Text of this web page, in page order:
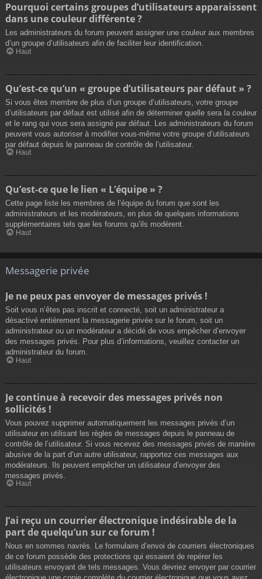
Pourquoi certains groupes d’utilisateurs apparaissent
dans une couleur différente ?
Les administrateurs du forum peuvent assigner une couleur aux membres
d’un groupe d’utilisateurs afin de faciliter leur identification.
Haut
Qu’est-ce qu’un « groupe d’utilisateurs par défaut » ?
Si vous êtes membre de plus d’un groupe d’utilisateurs, votre groupe
d’utilisateurs par défaut est utilisé afin de déterminer quelle sera la couleur
et le rang qui vous sera assigné par défaut. Les administrateurs du forum
peuvent vous autoriser à modifier vous-même votre groupe d’utilisateurs
par défaut depuis le panneau de contrôle de l’utilisateur.
Haut
Qu’est-ce que le lien « L’équipe » ?
Cette page liste les membres de l’équipe du forum que sont les
administrateurs et les modérateurs, en plus de quelques informations
supplémentaires tels que les forums qu’ils modèrent.
Haut
Messagerie privée
Je ne peux pas envoyer de messages privés !
Soit vous n’êtes pas inscrit et connecté, soit un administrateur a
désactivé entièrement la messagerie privée sur le forum, soit un
administrateur ou un modérateur a décidé de vous empêcher d’envoyer
des messages privés. Pour plus d’informations, veuillez contacter un
administrateur du forum.
Haut
Je continue à recevoir des messages privés non
sollicités !
Vous pouvez supprimer automatiquement les messages privés d’un
utilisateur en utilisant les règles de messages depuis le panneau de
contrôle de l’utilisateur. Si vous recevez des messages privés de manière
abusive de la part d’un autre utilisateur, rapportez ces messages aux
modérateurs. Ils peuvent empêcher un utilisateur d’envoyer des
messages privés.
Haut
J’ai reçu un courrier électronique indésirable de la
part de quelqu’un sur ce forum !
Nous en sommes navrés. Le formulaire d’envoi de courriers électroniques
de ce forum possède des protections qui essaient de repérer les
utilisateurs envoyant de tels messages. Vous devriez envoyer par courrier